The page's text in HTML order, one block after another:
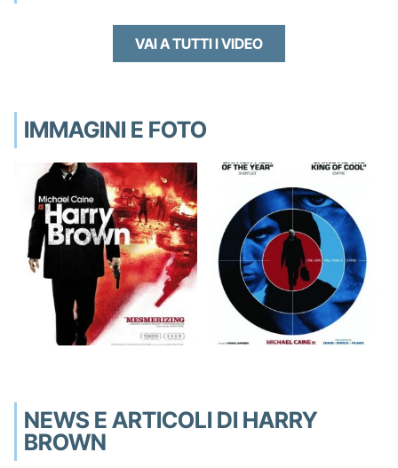
VAI A TUTTI I VIDEO
IMMAGINI E FOTO
NEWS E ARTICOLI DI HARRY
BROWN